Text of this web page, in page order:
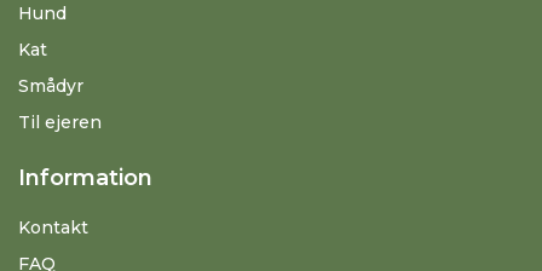
Hund
Kat
Smådyr
Til ejeren
Information
Kontakt
FAQ